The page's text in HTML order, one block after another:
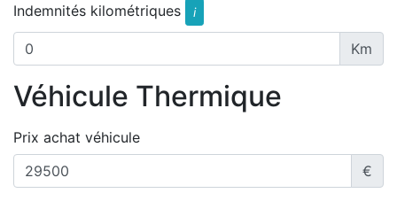
Indemnités kilométriques i
Km
Véhicule Thermique
Prix achat véhicule
€